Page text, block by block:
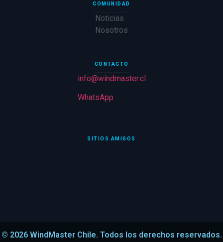
COMUNIDAD
Noticias
Nosotros
CONTACTO
info@windmaster.cl
WhatsApp
SITIOS AMIGOS
© 2026 WindMaster Chile. Todos los derechos reservados.